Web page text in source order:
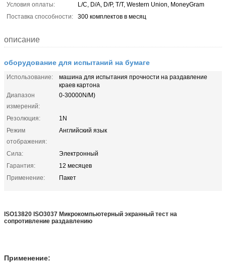
Условия оплаты:
L/C, D/A, D/P, T/T, Western Union, MoneyGram
Поставка способности:
300 комплектов в месяц
описание
оборудование для испытаний на бумаге
Использование:
машина для испытания прочности на раздавление
краев картона
Диапазон
измерений:
0-30000N/M)
Резолюция:
1N
Режим
отображения:
Английский язык
Сила:
Электронный
Гарантия:
12 месяцев
Применение:
Пакет
ISO13820 ISO3037 Микрокомпьютерный экранный тест на
сопротивление раздавлению
Применение: